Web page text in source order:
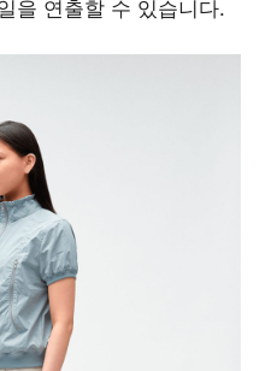
을 연출할 수 있습니다.